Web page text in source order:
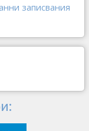
записвания